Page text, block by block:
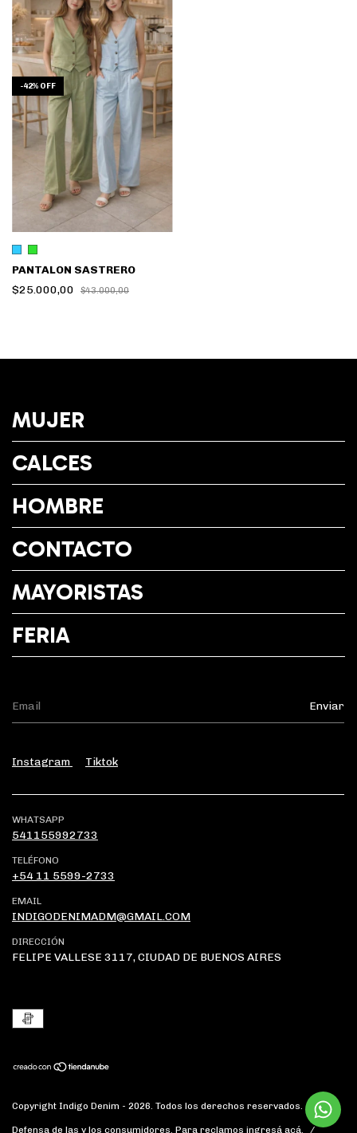
-42% OFF
PANTALON SASTRERO
$25.000,00
$43.000,00
MUJER
CALCES
HOMBRE
CONTACTO
MAYORISTAS
FERIA
Instagram Tiktok
WHATSAPP
541155992733
TELÉFONO
+54 11 5599-2733
EMAIL
INDIGODENIMADM@GMAIL.COM
DIRECCIÓN
FELIPE VALLESE 3117, CIUDAD DE BUENOS AIRES
Copyright Indigo Denim - 2026. Todos los derechos reservados.
Defensa de las y los consumidores. Para reclamos ingresá acá. /